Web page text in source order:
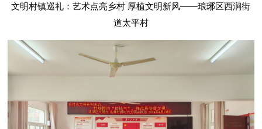
文明村镇巡礼：艺术点亮乡村 厚植文明新风——琅琊区西涧街
道太平村